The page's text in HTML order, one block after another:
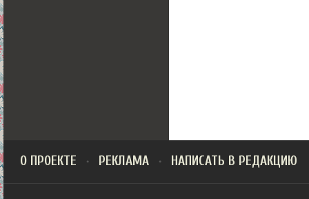
О ПРОЕКТЕ РЕКЛАМА НАПИСАТЬ В РЕДАКЦИЮ